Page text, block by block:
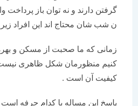
گرفتن دارند و نه توان باز پرداخت وام را
ن شب شان محتاج اند این افراد زیر خط
زمانی که ما صحبت از مسکن و بهره
کنیم منظورمان شکل ظاهری نیست بلکه
کیفیت آن است .
پاسخ این مساله با کدام حرفه است ؟ نه